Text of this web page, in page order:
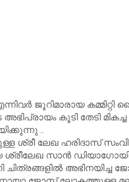
ജൂറിമാരായ കമ്മിറ്റി
കൂടി തേടി
..
ശ്രീ ലേഖ ഹരിദാസ്
സാൻ
ചിത്രങ്ങളിൽ അഭിനയിച്ച